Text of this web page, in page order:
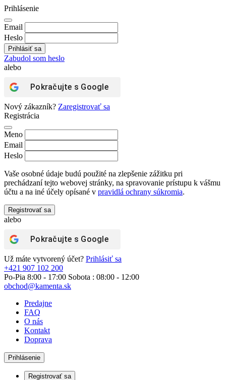
Prihlásenie
Email
Heslo
Zabudol som heslo
alebo
Pokračujte s Google
Nový zákazník? Zaregistrovať sa
Registrácia
Meno
Email
Heslo
Vaše osobné údaje budú použité na zlepšenie zážitku pri
prechádzaní tejto webovej stránky, na spravovanie prístupu k vášmu
účtu a na iné účely opísané v pravidlá ochrany súkromia.
Registrovať sa
alebo
Pokračujte s Google
Už máte vytvorený účet? Prihlásiť sa
+421 907 102 200
Po-Pia 8:00 - 17:00 Sobota : 08:00 - 12:00
obchod@kamenta.sk
Predajne
FAQ
O nás
Kontakt
Doprava
Prihlásenie
Registrovať sa